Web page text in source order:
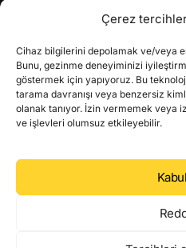
Çerez
Cihaz bilgilerini depolamak ve/veya
Bunu, gezinme deneyiminizi
göstermek için yapıyoruz. Bu
tarama davranışı veya benzersiz
olanak tanıyor. İzin vermemek veya
ve işlevleri olumsuz etkileyebilir.
Yapay Zeka (AI)
Gaming Coinleri
RWA Coinleri
DeFi Coinleri
DePIN Coinleri
Metaverse
Web 3.0 Coinleri
Coin Türevleri